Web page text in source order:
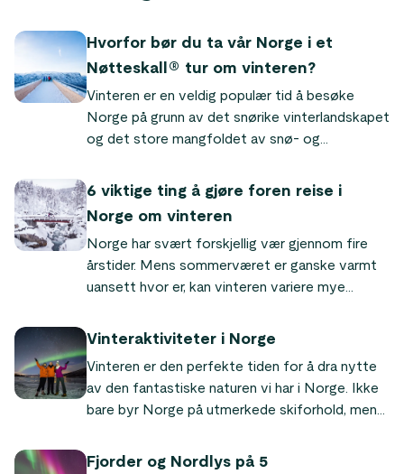
Hvorfor bør du ta vår Norge i et
Nøtteskall® tur om vinteren?
Vinteren er en veldig populær tid å besøke
Norge på grunn av det snørike vinterlandskapet
og det store mangfoldet av snø- og
tur kan du få alt du ønsker for en perfekt
6 viktige ting å gjøre foren reise i
Norge om vinteren
Norge har svært forskjellig vær gjennom fire
årstider. Mens sommerværet er ganske varmt
uansett hvor er, kan vinteren variere mye
viktig at du tar med disse essensielle klærne når
Vinteraktiviteter i Norge
Vinteren er den perfekte tiden for å dra nytte
av den fantastiske naturen vi har i Norge. Ikke
bare byr Norge på utmerkede skiforhold, men
på å bli oppdaget!
Fjorder og Nordlys på 5